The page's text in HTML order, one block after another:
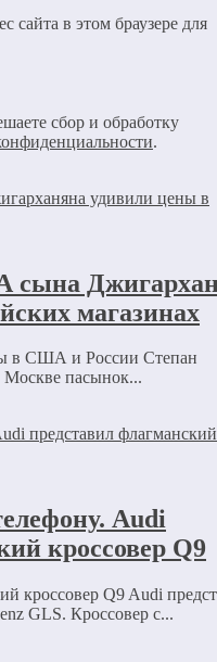
сайта в этом браузере для
сбор и обработку
.
сына
магазинах
в США и России Степан
пасынок...
Audi
кроссовер Q9
кроссовер Q9 Audi
GLS. Кроссовер с...